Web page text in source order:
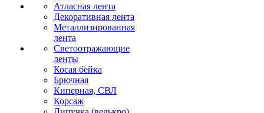
Атласная лента
Декоративная лента
Металлизированная
лента
Светоотражающие
ленты
Косая бейка
Брючная
Киперная, СВЛ
Корсаж